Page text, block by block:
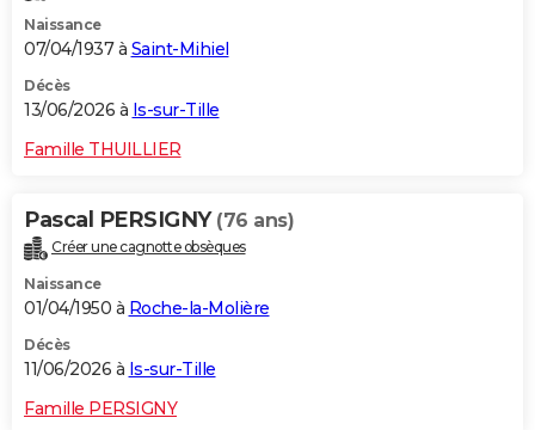
Naissance
07/04/1937 à Saint-Mihiel
Décès
13/06/2026 à Is-sur-Tille
Famille THUILLIER
Pascal PERSIGNY (76 ans)
Créer une cagnotte obsèques
Naissance
01/04/1950 à Roche-la-Molière
Décès
11/06/2026 à Is-sur-Tille
Famille PERSIGNY